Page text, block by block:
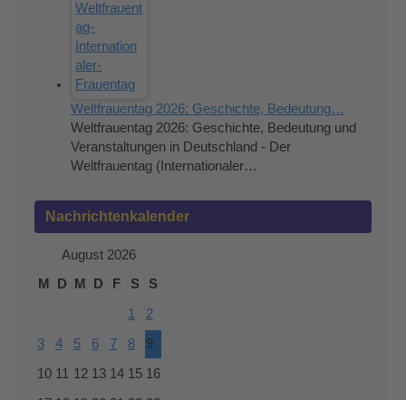
Weltfrauentag 2026: Geschichte, Bedeutung…
Weltfrauentag 2026: Geschichte, Bedeutung und
Veranstaltungen in Deutschland - Der
Weltfrauentag (Internationaler…
Nachrichtenkalender
August 2026
M
D M D F S S
1 2
3 4 5 6 7 8 9
10 11 12 13 14 15 16